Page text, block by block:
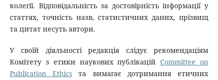
колегії. Відповідальність за достовірність інформації у
статтях, точність назв, статистичних даних, прізвищ
та цитат несуть автори.
У своїй діяльності редакція слідує рекомендаціям
Комітету з етики наукових публікаційCommittee on
Publication Ethics та вимагає дотримання етичних